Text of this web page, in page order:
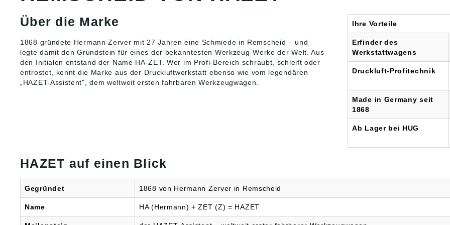
Zerver GmbH & Co. KG,
info@hazet.de
Über die Marke
1868 gründete Hermann Zerver mit 27 Jahren eine Schmiede in Remscheid – und
legte damit den Grundstein für eines der bekanntesten Werkzeug-Werke der Welt. Aus
den Initialen entstand der Name HA-ZET. Wer im Profi-Bereich schraubt, schleift oder
entrostet, kennt die Marke aus der Druckluftwerkstatt ebenso wie vom legendären
„HAZET-Assistent", dem weltweit ersten fahrbaren Werkzeugwagen.
Ihre Vorteile
Erfinder des
Werkstattwagens
Druckluft-Profitechnik
Made in Germany seit
1868
Ab Lager bei HUG
HAZET auf einen Blick
Gegründet 1868 von Hermann Zerver in Remscheid
Name HA (Hermann) + ZET (Z) = HAZET